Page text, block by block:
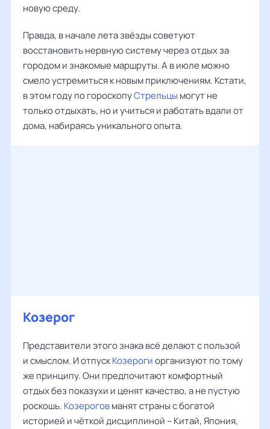
новую среду.
Правда, в начале лета звёзды советуют
восстановить нервную систему через отдых за
городом и знакомые маршруты. А в июле можно
смело устремиться к новым приключениям. Кстати,
в этом году по гороскопуСтрельцы могут не
только отдыхать, но и учиться и работать вдали от
дома, набираясь уникального опыта.
Козерог
Представители этого знака всё делают с пользой
и смыслом. И отпускКозерогиорганизуют по тому
же принципу. Они предпочитают комфортный
отдых без показухи и ценят качество, а не пустую
роскошь. Козероговманят страны с богатой
историей и чёткой дисциплиной – Китай, Япония,